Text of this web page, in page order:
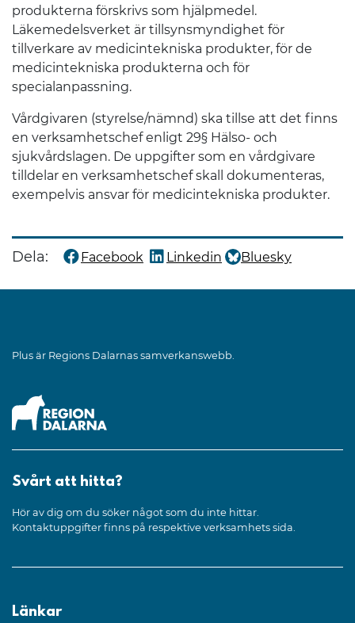
produkterna förskrivs som hjälpmedel.
Läkemedelsverket är tillsynsmyndighet för
tillverkare av medicintekniska produkter, för de
medicintekniska produkterna och för
specialanpassning.
Vårdgivaren (styrelse/nämnd) ska tillse att det finns
en verksamhetschef enligt 29§ Hälso- och
sjukvårdslagen. De uppgifter som en vårdgivare
tilldelar en verksamhetschef skall dokumenteras,
exempelvis ansvar för medicintekniska produkter.
Dela: Dela denna sida på
Facebook
Dela denna sida på
Linkedin
Dela denna sida på
Bluesky
Plus är Regions Dalarnas samverkanswebb.
Svårt att hitta?
Hör av dig om du söker något som du inte hittar.
Kontaktuppgifter finns på respektive verksamhets sida.
Länkar